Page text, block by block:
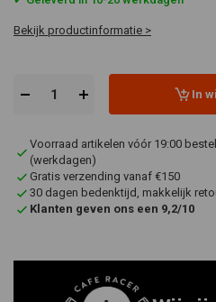
Bekijk productinformatie >
In
Voorraad artikelen vóór 19:00
(werkdagen)
Gratis verzending vanaf €150
30 dagen bedenktijd, makkelijk
Klanten geven ons een 9,2/10